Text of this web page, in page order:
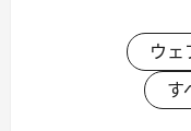
ウェ
す